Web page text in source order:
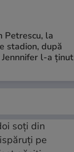
Petrescu, la
stadion, după
l-a ținut